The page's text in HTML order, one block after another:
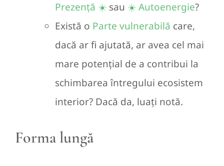
Prezență ☀️ sau ☀️ Autoenergie?
Există o Parte vulnerabilă care,
dacă ar fi ajutată, ar avea cel mai
mare potențial de a contribui la
schimbarea întregului ecosistem
interior? Dacă da, luați notă.
Forma lungă